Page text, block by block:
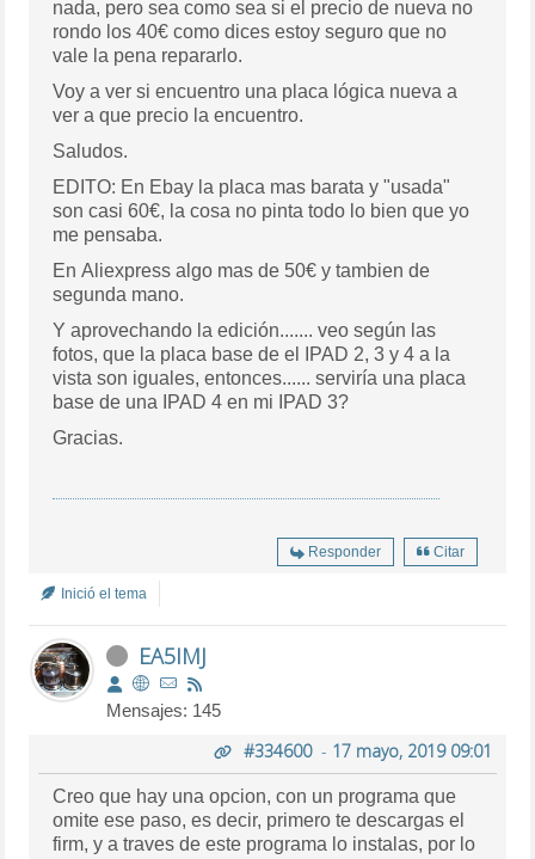
nada, pero sea como sea si el precio de nueva no
rondo los 40€ como dices estoy seguro que no
vale la pena repararlo.
Voy a ver si encuentro una placa lógica nueva a
ver a que precio la encuentro.
Saludos.
EDITO: En Ebay la placa mas barata y "usada"
son casi 60€, la cosa no pinta todo lo bien que yo
me pensaba.
En Aliexpress algo mas de 50€ y tambien de
segunda mano.
Y aprovechando la edición....... veo según las
fotos, que la placa base de el IPAD 2, 3 y 4 a la
vista son iguales, entonces...... serviría una placa
base de una IPAD 4 en mi IPAD 3?
Gracias.
Responder Citar
Inició el tema
EA5IMJ
Mensajes: 145
#334600- 17 mayo, 2019 09:01
Creo que hay una opcion, con un programa que
omite ese paso, es decir, primero te descargas el
firm, y a traves de este programa lo instalas, por lo